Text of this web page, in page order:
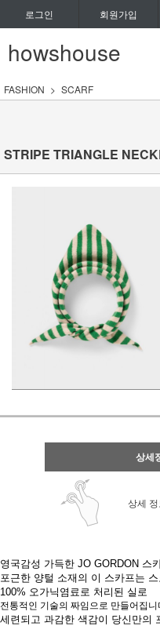
로그인 회원가입
howshouse
FASHION SCARF
STRIPE TRIANGLE
상세
상세
영국감성 가득한 JO GORDON 스
포근한 양털 소재의 이 스카프는
100% 오가닉염료로 처리된 실로
전통적인 기술의 짜임으로 만들어집니
세련되고 과감한 색감이 당신만의